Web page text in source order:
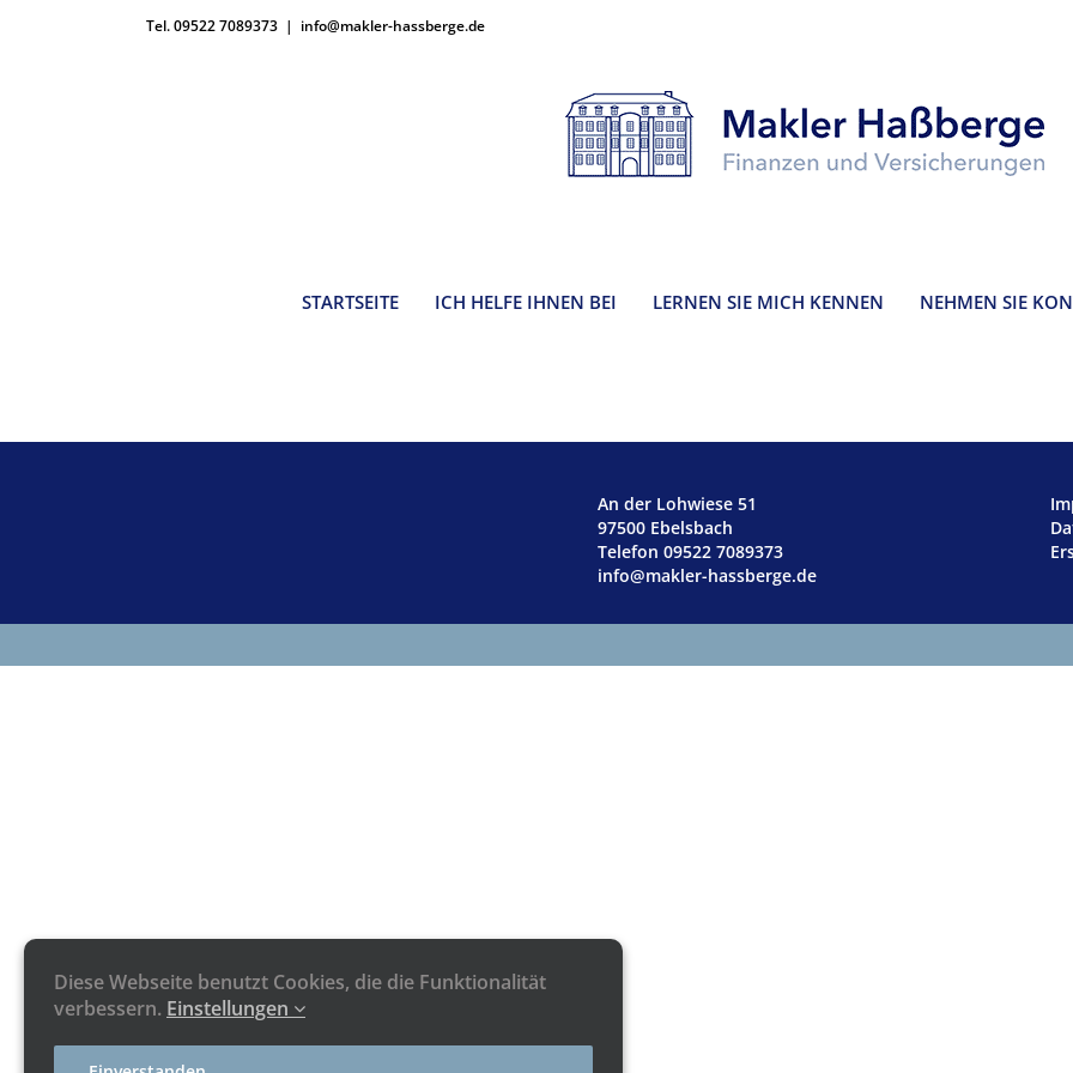
Tel. 09522 7089373 | info@makler-hassberge.de
STARTSEITE ICH HELFE IHNEN BEI LERNEN SIE MICH KENNEN NEHMEN SIE
An der Lohwiese 51
97500 Ebelsbach
Telefon 09522 7089373
info@makler-hassberge.de
Diese Webseite benutzt Cookies, die die Funktionalität
verbessern. Einstellungen